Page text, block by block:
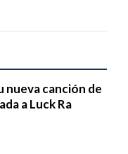
nueva canción de
a Luck Ra